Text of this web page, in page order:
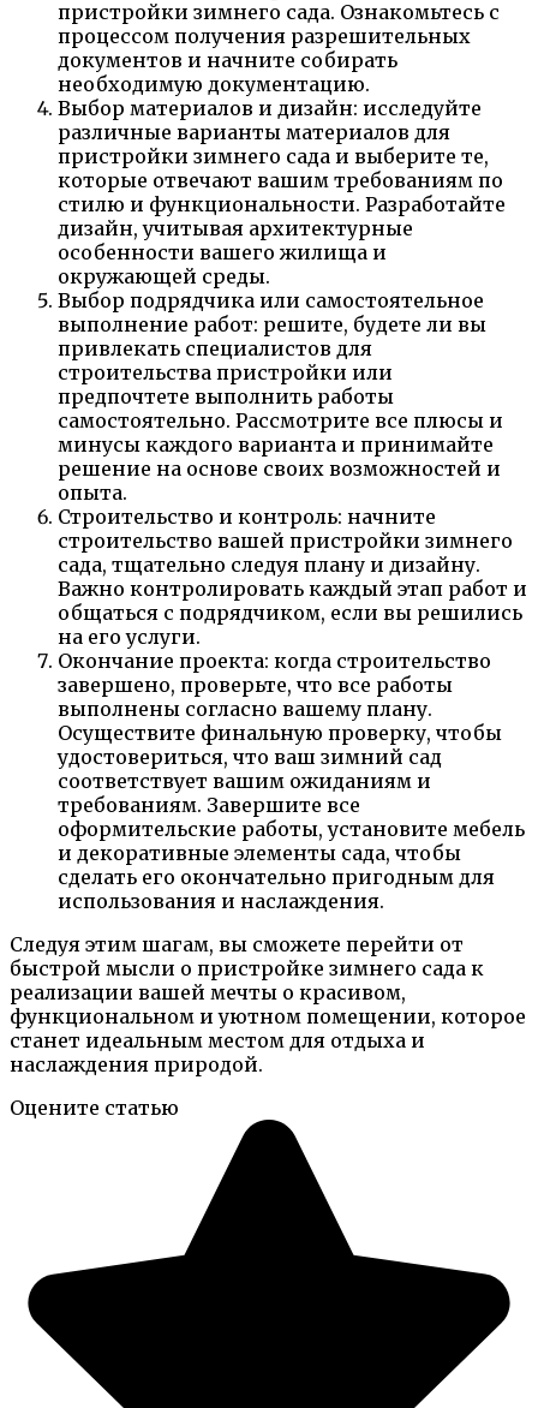
пристройки зимнего сада. Ознакомьтесь с
процессом получения разрешительных
документов и начните собирать
необходимую документацию.
Выбор материалов и дизайн: исследуйте
различные варианты материалов для
пристройки зимнего сада и выберите те,
которые отвечают вашим требованиям по
стилю и функциональности. Разработайте
дизайн, учитывая архитектурные
особенности вашего жилища и
окружающей среды.
Выбор подрядчика или самостоятельное
выполнение работ: решите, будете ли вы
привлекать специалистов для
строительства пристройки или
предпочтете выполнить работы
самостоятельно. Рассмотрите все плюсы и
минусы каждого варианта и принимайте
решение на основе своих возможностей и
опыта.
Строительство и контроль: начните
строительство вашей пристройки зимнего
сада, тщательно следуя плану и дизайну.
Важно контролировать каждый этап работ и
общаться с подрядчиком, если вы решились
на его услуги.
Окончание проекта: когда строительство
завершено, проверьте, что все работы
выполнены согласно вашему плану.
Осуществите финальную проверку, чтобы
удостовериться, что ваш зимний сад
соответствует вашим ожиданиям и
требованиям. Завершите все
оформительские работы, установите мебель
и декоративные элементы сада, чтобы
сделать его окончательно пригодным для
использования и наслаждения.
Следуя этим шагам, вы сможете перейти от
быстрой мысли о пристройке зимнего сада к
реализации вашей мечты о красивом,
функциональном и уютном помещении, которое
станет идеальным местом для отдыха и
наслаждения природой.
Оцените статью